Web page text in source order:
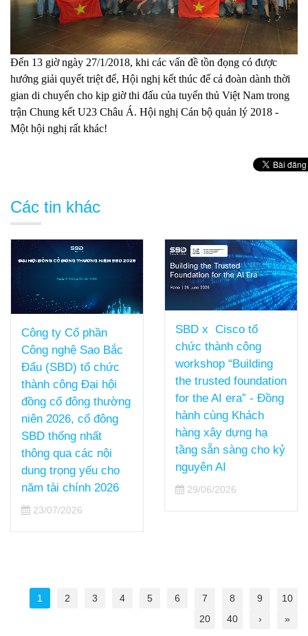
Đến 13 giờ ngày 27/1/2018, khi các vấn đề tồn đọng có được
hướng giải quyết triệt để, Hội nghị kết thúc để cả đoàn dành thời
gian di chuyển cho kịp giờ thi đấu của tuyển thủ Việt Nam trong
trận Chung kết U23 Châu Á. Hội nghị Cán bộ quản lý 2018 -
Một hội nghị rất khác!
Các tin khác
Công ty Cổ phần
Công nghệ Sao Bắc
Đẩu (SBD) tổ chức
thành công Đại hội
đồng cổ đông thường
niên 2026, cổ đông
SBD thống nhất
thông qua các nội
dung trọng yếu cho
năm tài chính 2026
23/07/2026
SBD x Cisco tổ
chức thành công
workshop “Building
the trusted foundation
for the AI era” - Đồng
hành cùng Khách
hàng xây dựng hạ
tầng sẵn sàng cho kỷ
nguyên AI
29/06/2026
1 2 3 4 5 6 7 8 9
10
20
40 › »